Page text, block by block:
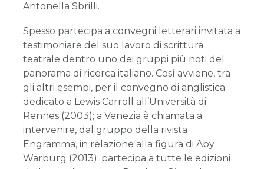
Antonella Sbrilli.
Spesso partecipa a convegni letterari invitata a
testimoniare del suo lavoro di scrittura
teatrale dentro uno dei gruppi più noti del
panorama di ricerca italiano. Così avviene, tra
gli altri esempi, per il convegno di anglistica
dedicato a Lewis Carroll all’Università di
Rennes (2003); a Venezia è chiamata a
intervenire, dal gruppo della rivista
Engramma, in relazione alla figura di Aby
Warburg (2013); partecipa a tutte le edizioni